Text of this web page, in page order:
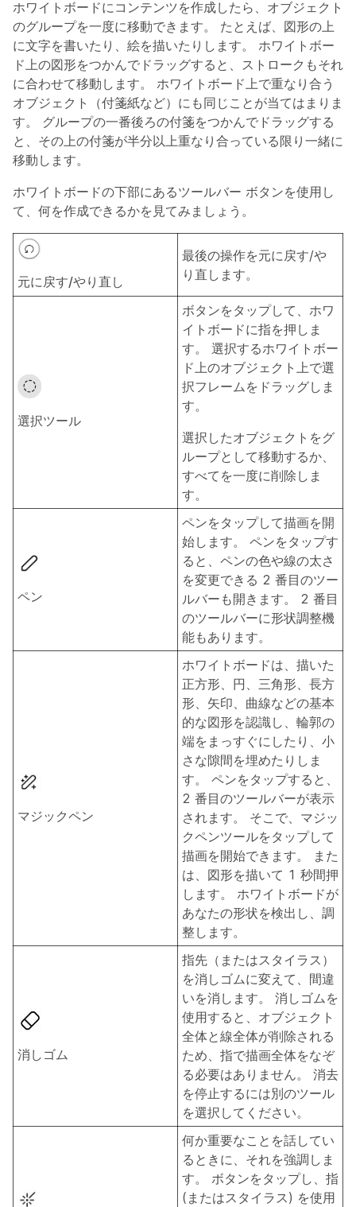
ホワイトボードにコンテンツを作成したら、オブジェクト
のグループを一度に移動できます。 たとえば、図形の上
に文字を書いたり、絵を描いたりします。 ホワイトボー
ド上の図形をつかんでドラッグすると、ストロークもそれ
に合わせて移動します。 ホワイトボード上で重なり合う
オブジェクト（付箋紙など）にも同じことが当てはまりま
す。 グループの一番後ろの付箋をつかんでドラッグする
と、その上の付箋が半分以上重なり合っている限り一緒に
移動します。
ホワイトボードの下部にあるツールバー ボタンを使用し
て、何を作成できるかを見てみましょう。
元に戻す/やり直し
最後の操作を元に戻す/や
り直します。
選択ツール
ボタンをタップして、ホワ
イトボードに指を押しま
す。 選択するホワイトボー
ド上のオブジェクト上で選
択フレームをドラッグしま
す。
選択したオブジェクトをグ
ループとして移動するか、
すべてを一度に削除しま
す。
ペン
ペンをタップして描画を開
始します。 ペンをタップす
ると、ペンの色や線の太さ
を変更できる 2 番目のツー
ルバーも開きます。 2 番目
のツールバーに形状調整機
能もあります。
マジックペン
ホワイトボードは、描いた
正方形、円、三角形、長方
形、矢印、曲線などの基本
的な図形を認識し、輪郭の
端をまっすぐにしたり、小
さな隙間を埋めたりしま
す。 ペンをタップすると、
2 番目のツールバーが表示
されます。 そこで、マジッ
クペンツールをタップして
描画を開始できます。 また
は、図形を描いて 1 秒間押
します。 ホワイトボードが
あなたの形状を検出し、調
整します。
消しゴム
指先（またはスタイラス）
を消しゴムに変えて、間違
いを消します。 消しゴムを
使用すると、オブジェクト
全体と線全体が削除される
ため、指で描画全体をなぞ
る必要はありません。 消去
を停止するには別のツール
を選択してください。
何か重要なことを話してい
るときに、それを強調しま
す。 ボタンをタップし、指
(またはスタイラス) を使用